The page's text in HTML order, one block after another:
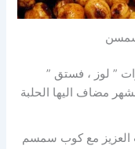
” لوز ، فستق ”
مضاف اليها الحلبة
مع كوب سمسم